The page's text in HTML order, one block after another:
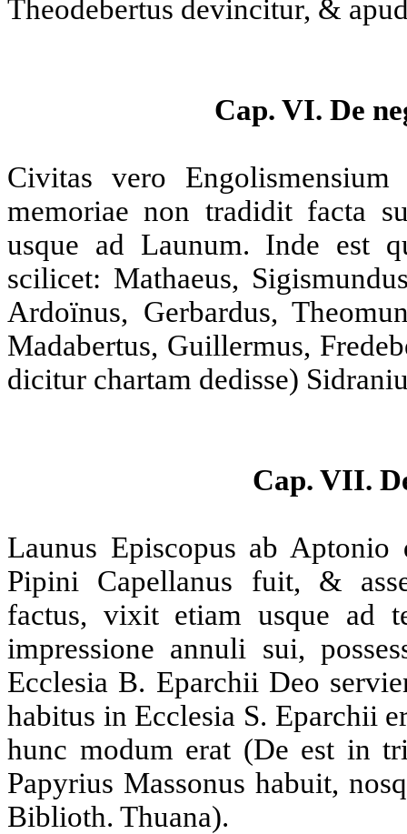
Theodebertus devincitur, &
Cap. VI. De
Civitas vero
memoriae non tradidit facta
usque ad Launum. Inde est
scilicet: Mathaeus,
Ardoïnus, Gerbardus,
Madabertus, Guillermus,
dicitur chartam dedisse)
Cap. VII.
Launus Episcopus ab
Pipini Capellanus fuit, &
factus, vixit etiam usque ad
impressione annuli sui,
Ecclesia B. Eparchii Deo
habitus in Ecclesia S. Eparchii
hunc modum erat (De est in
Papyrius Massonus habuit,
Biblioth. Thuana).